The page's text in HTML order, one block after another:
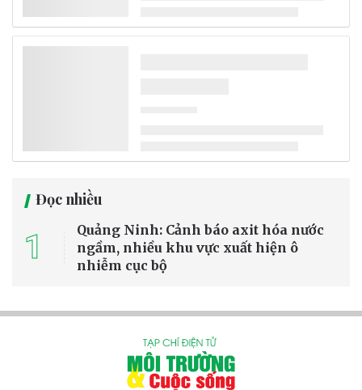
Đọc nhiều
1
Quảng Ninh: Cảnh báo axit hóa nước
ngầm, nhiều khu vực xuất hiện ô
nhiễm cục bộ